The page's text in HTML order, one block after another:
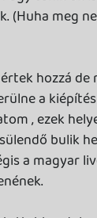
játékokat és
#0lfkc
azzal vannak teli a
hány szülő perli a
Hot Coffee